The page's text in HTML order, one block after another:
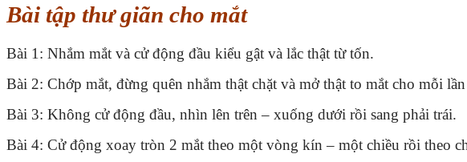
Bài tập thư giãn cho mắt
Bài 1: Nhắm mắt và cử động đầu kiểu gật và lắc thật từ tốn.
Bài 2: Chớp mắt, đừng quên nhắm thật chặt và mở thật to mắt cho mỗi
Bài 3: Không cử động đầu, nhìn lên trên – xuống dưới rồi sang phải trái.
Bài 4: Cử động xoay tròn 2 mắt theo một vòng kín – một chiều rồi theo